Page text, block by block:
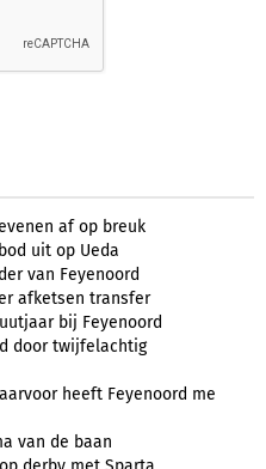
af op breuk
uit op Ueda
van Feyenoord
afketsen transfer
bij Feyenoord
door twijfelachtig
heeft Feyenoord me
van de baan